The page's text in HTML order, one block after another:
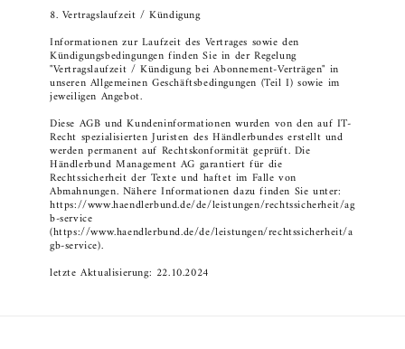
8. Vertragslaufzeit / Kündigung
Informationen zur Laufzeit des Vertrages sowie den
Kündigungsbedingungen finden Sie in der Regelung
"Vertragslaufzeit / Kündigung bei Abonnement-Verträgen" in
unseren Allgemeinen Geschäftsbedingungen (Teil I) sowie im
jeweiligen Angebot.
Diese AGB und Kundeninformationen wurden von den auf IT-
Recht spezialisierten Juristen des Händlerbundes erstellt und
werden permanent auf Rechtskonformität geprüft. Die
Händlerbund Management AG garantiert für die
Rechtssicherheit der Texte und haftet im Falle von
Abmahnungen. Nähere Informationen dazu finden Sie unter:
https://www.haendlerbund.de/de/leistungen/rechtssicherheit/ag
b-service
(https://www.haendlerbund.de/de/leistungen/rechtssicherheit/a
gb-service).
letzte Aktualisierung: 22.10.2024